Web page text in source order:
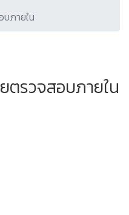
บภายใน
ตรวจสอบภายใน